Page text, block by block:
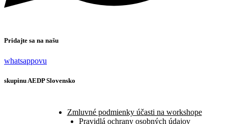
Pridajte sa na našu
whatsappovu
skupinu AEDP Slovensko
Zmluvné podmienky účasti na workshope
Pravidlá ochrany osobných údajov